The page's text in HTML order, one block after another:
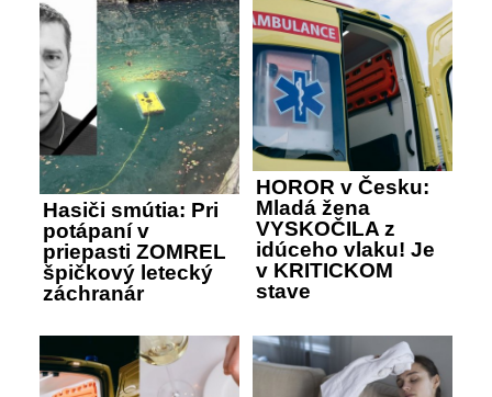
Hasiči smútia: Pri
potápaní v
priepasti ZOMREL
špičkový letecký
záchranár
HOROR v Česku:
Mladá žena
VYSKOČILA z
idúceho vlaku! Je
v KRITICKOM
stave